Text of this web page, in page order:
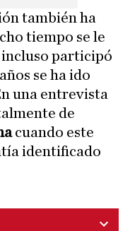
también ha
tiempo se le
participó
se ha ido
una entrevista
de
cuando este
identificado